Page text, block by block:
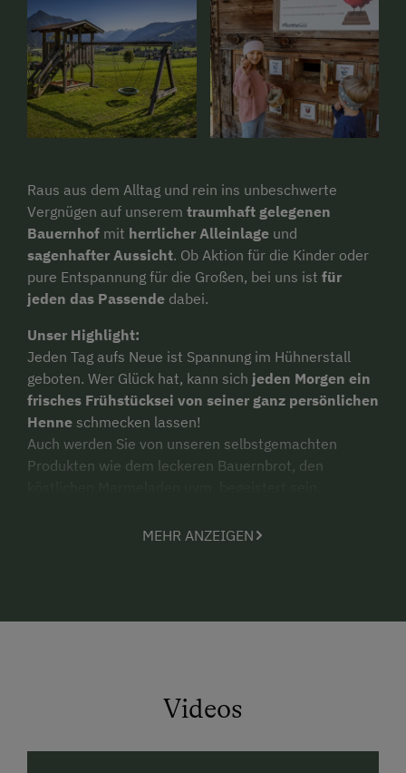
Raus aus dem Alltag und rein ins unbeschwerte
Vergnügen auf unserem traumhaft gelegenen
Bauernhof mit herrlicher Alleinlage und
sagenhafter Aussicht. Ob Aktion für die Kinder oder
pure Entspannung für die Großen, bei uns ist für
jeden das Passende dabei.
Unser Highlight:
Jeden Tag aufs Neue ist Spannung im Hühnerstall
geboten. Wer Glück hat, kann sich jeden Morgen ein
frisches Frühstücksei von seiner ganz persönlichen
Henne schmecken lassen!
Auch werden Sie von unseren selbstgemachten
Produkten wie dem leckeren Bauernbrot, den
im idyllischen Marbachtal fehlen.
Entdecken Sie dieVielfalt unseres
Langweile gibt es nicht, dafür sorgen unsere vielen
Spielestadel und vieles mehr.
MEHR ANZEIGEN
Videos